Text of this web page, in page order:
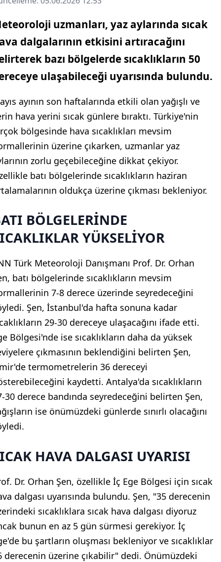
uzmanları, yaz aylarında sıcak
dalgalarının etkisini artıracağını
bazı bölgelerde sıcaklıkların 50
ulaşabileceği uyarısında bulundu.
ayının son haftalarında etkili olan yağışlı ve
hava yerini sıcak günlere bıraktı. Türkiye'nin
bölgesinde hava sıcaklıkları mevsim
üzerine çıkarken, uzmanlar yaz
zorlu geçebileceğine dikkat çekiyor.
batı bölgelerinde sıcaklıkların haziran
oldukça üzerine çıkması bekleniyor.
BÖLGELERİNDE
YÜKSELİYOR
Türk Meteoroloji Danışmanı Prof. Dr. Orhan
batı bölgelerinde sıcaklıkların mevsim
7-8 derece üzerinde seyredeceğini
Şen, İstanbul'da hafta sonuna kadar
29-30 dereceye ulaşacağını ifade etti.
Bölgesi'nde ise sıcaklıkların daha da yüksek
çıkmasının beklendiğini belirten Şen,
termometrelerin 36 dereceyi
kaydetti. Antalya'da sıcaklıkların
30 derece bandında seyredeceğini belirten Şen,
ise önümüzdeki günlerde sınırlı olacağını
HAVA DALGASI UYARISI
Dr. Orhan Şen, özellikle İç Ege Bölgesi için sıcak
dalgası uyarısında bulundu. Şen, "35 derecenin
sıcaklıklara sıcak hava dalgası diyoruz
bunun en az 5 gün sürmesi gerekiyor. İç
bu şartların oluşması bekleniyor ve sıcaklıklar
derecenin üzerine çıkabilir" dedi. Önümüzdeki